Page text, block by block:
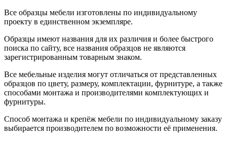
Все образцы мебели изготовлены по индивидуальному
проекту в единственном экземпляре.
Образцы имеют названия для их различия и более быстрого
поиска по сайту, все названия образцов не являются
зарегистрированным товарным знаком.
Все мебельные изделия могут отличаться от представленных
образцов по цвету, размеру, комплектации, фурнитуре, а также
способами монтажа и производителями комплектующих и
фурнитуры.
Способ монтажа и крепёж мебели по индивидуальному заказу
выбирается производителем по возможности её применения.